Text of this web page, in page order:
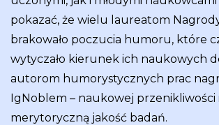
pokazać, że wielu laureatom
brakowało poczucia humoru, które
wytyczało kierunek ich naukowych
autorom humorystycznych prac
IgNoblem – naukowej przenikliwości i
merytoryczną jakość badań.